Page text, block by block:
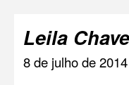
Leila
8 de julho de